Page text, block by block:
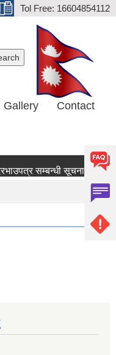
Tol Free: 16604854112
Gallery Contact
सम्बन्धी सूचना ।